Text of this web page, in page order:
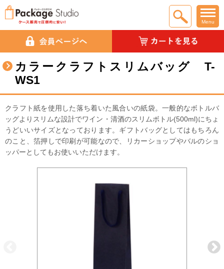
Menu
カラークラフトスリムバッグ T-
WS1
クラフト紙を使用した落ち着いた風合いの紙袋。一般的なボトルバ
ッグよりスリムな設計でワイン・清酒のスリムボトル(500ml)にちょ
うどいいサイズとなっております。ギフトバッグとしてはもちろん
のこと、箔押しで印刷が可能なので、リカーショップやバルのショ
ッパーとしてもお使いいただけます。